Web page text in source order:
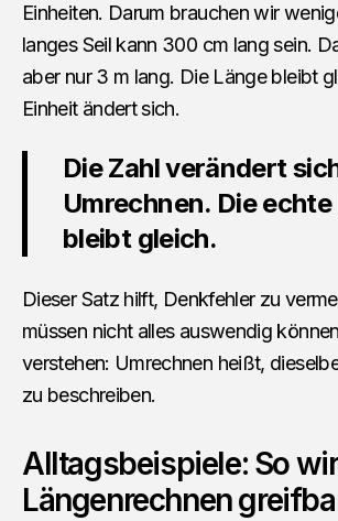
Einheiten. Darum brauchen wir
langes Seil kann 300 cm lang sein.
aber nur 3 m lang. Die Länge bleibt
Einheit ändert sich.
Die Zahl verändert
Umrechnen. Die
bleibt gleich.
Dieser Satz hilft, Denkfehler zu
müssen nicht alles auswendig
verstehen: Umrechnen heißt,
zu beschreiben.
Alltagsbeispiele: So
Längenrechnen